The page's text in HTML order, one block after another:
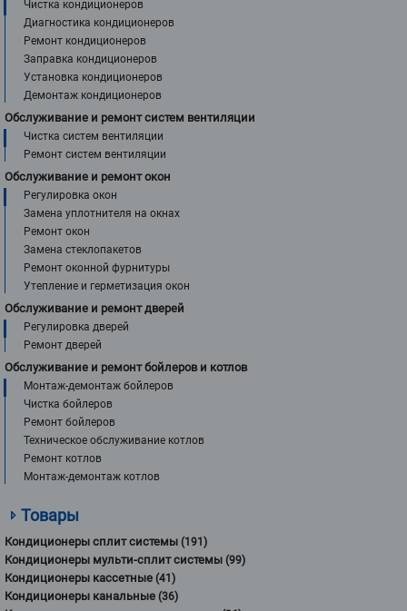
Чистка кондиционеров
Диагностика кондиционеров
Ремонт кондиционеров
Заправка кондиционеров
Установка кондиционеров
Демонтаж кондиционеров
Обслуживание и ремонт систем вентиляции
Чистка систем вентиляции
Ремонт систем вентиляции
Обслуживание и ремонт окон
Регулировка окон
Замена уплотнителя на окнах
Ремонт окон
Замена стеклопакетов
Ремонт оконной фурнитуры
Утепление и герметизация окон
Обслуживание и ремонт дверей
Регулировка дверей
Ремонт дверей
Обслуживание и ремонт бойлеров и котлов
Монтаж-демонтаж бойлеров
Чистка бойлеров
Ремонт бойлеров
Техническое обслуживание котлов
Ремонт котлов
Монтаж-демонтаж котлов
Товары
Кондиционеры сплит системы (191)
Кондиционеры мульти-сплит системы (99)
Кондиционеры кассетные (41)
Кондиционеры канальные (36)